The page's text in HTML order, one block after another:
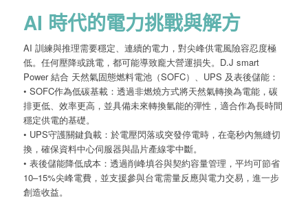
AI 時代的電力挑戰與解方
AI 訓練與推理需要穩定、連續的電力，對尖峰供電風險容忍度極
低。任何壓降或跳電，都可能導致龐大營運損失。D.J smart
Power 結合 天然氣固態燃料電池（SOFC）、UPS 及表後儲能：
• SOFC作為低碳基載：透過非燃燒方式將天然氣轉換為電能，碳
排更低、效率更高，並具備未來轉換氫能的彈性，適合作為長時間
穩定供電的基礎。
• UPS守護關鍵負載：於電壓閃落或突發停電時，在毫秒內無縫切
換，確保資料中心伺服器與晶片產線零中斷。
• 表後儲能降低成本：透過削峰填谷與契約容量管理，平均可節省
10–15%尖峰電費，並支援參與台電需量反應與電力交易，進一步
創造收益。